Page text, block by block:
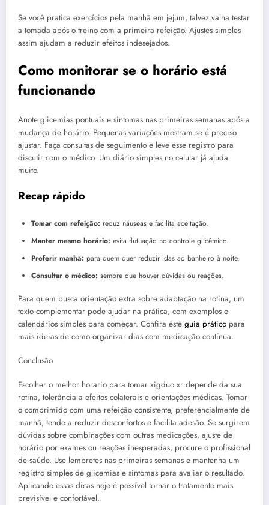
Se você pratica exercícios pela manhã em jejum, talvez valha testar
a tomada após o treino com a primeira refeição. Ajustes simples
assim ajudam a reduzir efeitos indesejados.
Como monitorar se o horário está
funcionando
Anote glicemias pontuais e sintomas nas primeiras semanas após a
mudança de horário. Pequenas variações mostram se é preciso
ajustar. Faça consultas de seguimento e leve esse registro para
discutir com o médico. Um diário simples no celular já ajuda
muito.
Recap rápido
Tomar com refeição: reduz náuseas e facilita aceitação.
Manter mesmo horário: evita flutuação no controle glicêmico.
Preferir manhã: para quem quer reduzir idas ao banheiro à noite.
Consultar o médico: sempre que houver dúvidas ou reações.
Para quem busca orientação extra sobre adaptação na rotina, um
texto complementar pode ajudar na prática, com exemplos e
calendários simples para começar. Confira este guia prático para
mais ideias de como organizar dias com medicação contínua.
Conclusão
Escolher o melhor horario para tomar xigduo xr depende da sua
rotina, tolerância a efeitos colaterais e orientações médicas. Tomar
o comprimido com uma refeição consistente, preferencialmente de
manhã, tende a reduzir desconfortos e facilita adesão. Se surgirem
dúvidas sobre combinações com outras medicações, ajuste de
horário por exames ou reações inesperadas, procure o profissional
de saúde. Use lembretes nas primeiras semanas e mantenha um
registro simples de glicemias e sintomas para avaliar o resultado.
Aplicando essas dicas hoje é possível tornar o tratamento mais
previsível e confortável.